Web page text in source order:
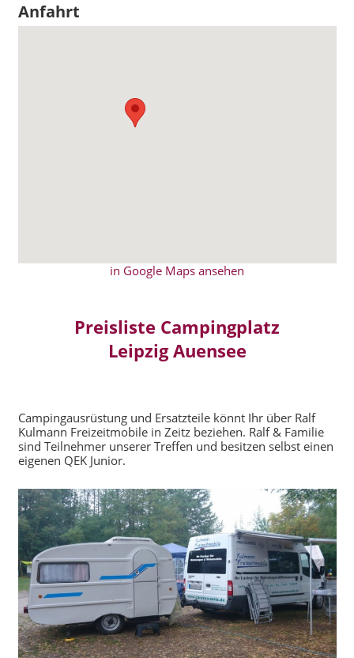
Anfahrt
in Google Maps ansehen
Preisliste Campingplatz
Leipzig Auensee
Campingausrüstung und Ersatzteile könnt Ihr über Ralf
Kulmann Freizeitmobile in Zeitz beziehen. Ralf & Familie
sind Teilnehmer unserer Treffen und besitzen selbst einen
eigenen QEK Junior.